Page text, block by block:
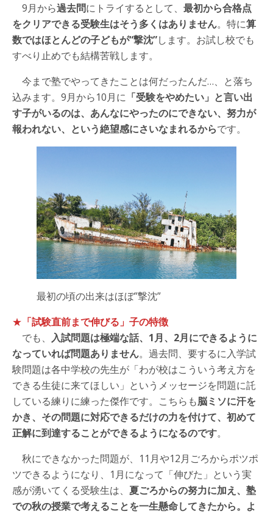
9月から過去問にトライするとして、 最初から合格点
をクリアできる受験生はそう多くはありません。特に算
数ではほとんどの子どもが“撃沈”します。お試し校でも
すべり止めでも結構苦戦します。
今まで塾でやってきたことは何だったんだ…、と落ち
込みます。9月から10月に 「受験をやめたい」と言い出
す子がいるのは、あんなにやったのにできない、努力が
報われない、という絶望感にさいなまれるからです。
最初の頃の出来はほぼ”撃沈”
★ 「試験直前まで伸びる」子の特徴
でも、 入試問題は極端な話、1月、2月にできるように
なっていれば問題ありません。過去問、要するに入学試
験問題は各中学校の先生が「わが校はこういう考え方を
できる生徒に来てほしい」というメッセージを問題に託
している練りに練った傑作です。こちらも脳ミソに汗を
かき、その問題に対応できるだけの力を付けて、初めて
正解に到達することができるようになるのです。
秋にできなかった問題が、11月や12月ごろからポツポ
ツできるようになり、1月になって「伸びた」という実
感が湧いてくる受験生は、 夏ごろからの努力に加え、塾
での秋の授業で考えることを一生懸命してきたから。よ